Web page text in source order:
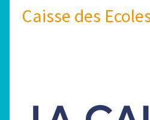
Caisse des